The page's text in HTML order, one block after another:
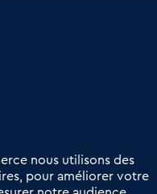
nous utilisons des
pour améliorer votre